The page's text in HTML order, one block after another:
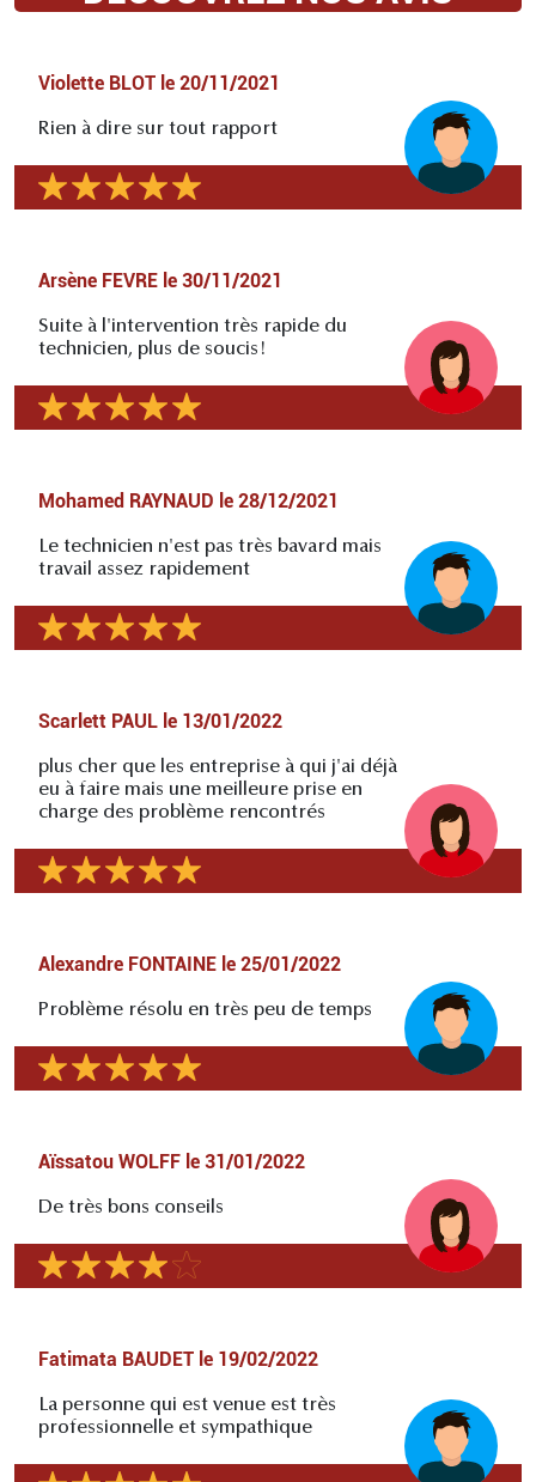
Violette BLOT le 20/11/2021
Rien à dire sur tout rapport
Arsène FEVRE le 30/11/2021
Suite à l'intervention très rapide du
technicien, plus de soucis!
Mohamed RAYNAUD le 28/12/2021
Le technicien n'est pas très bavard mais
travail assez rapidement
Scarlett PAUL le 13/01/2022
plus cher que les entreprise à qui j'ai déjà
eu à faire mais une meilleure prise en
charge des problème rencontrés
Alexandre FONTAINE le 25/01/2022
Problème résolu en très peu de temps
Aïssatou WOLFF le 31/01/2022
De très bons conseils
Fatimata BAUDET le 19/02/2022
La personne qui est venue est très
professionnelle et sympathique